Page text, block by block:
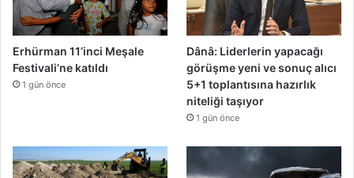
Erhürman 11’inci Meşale
Festivali’ne katıldı
1 gün önce
Dânâ: Liderlerin yapacağı
görüşme yeni ve sonuç alıcı
5+1 toplantısına hazırlık
niteliği taşıyor
1 gün önce